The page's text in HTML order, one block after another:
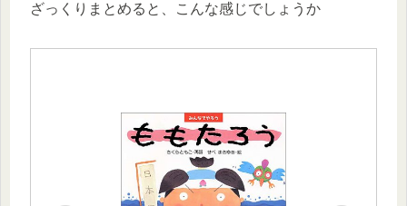
ざっくりまとめると、こんな感じでしょうか